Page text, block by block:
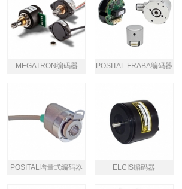
MEGATRON编码器 POSITAL FRABA编码器
POSITAL增量式编码器 ELCIS编码器